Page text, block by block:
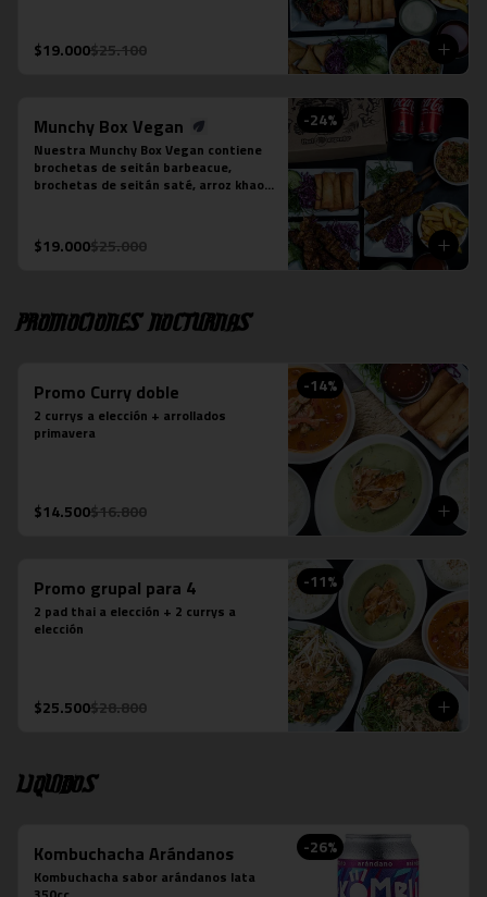
lata a tu elección.
$19.000$25.100
-24%
Munchy Box Vegan
Nuestra Munchy Box Vegan contiene
brochetas de seitán barbeacue,
brochetas de seitán saté, arroz khao
bebidas en lata a tu elección.
$19.000$25.000
Promociones nocturnas
-14%
Promo Curry doble
2 currys a elección + arrollados
primavera
$14.500$16.800
-11%
Promo grupal para 4
2 pad thai a elección + 2 currys a
elección
$25.500$28.800
Liquidos
-26%
Kombuchacha Arándanos
Kombuchacha sabor arándanos lata